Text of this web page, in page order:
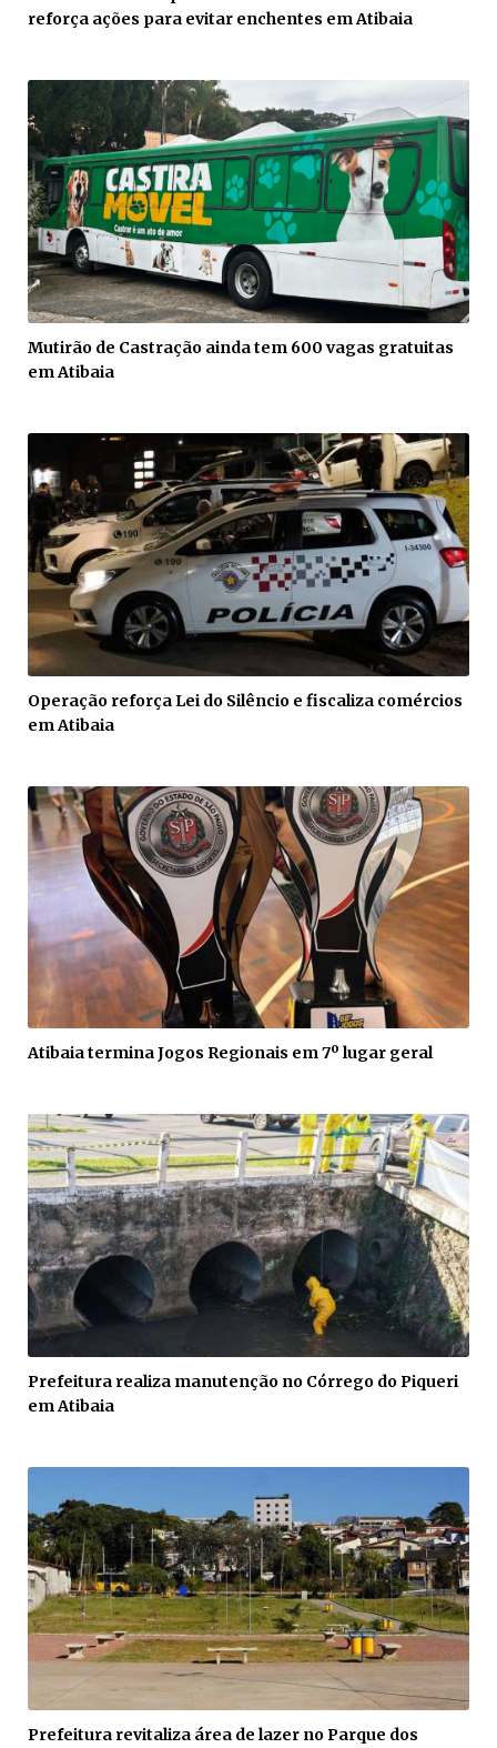
reforça ações para evitar enchentes em Atibaia
Mutirão de Castração ainda tem 600 vagas gratuitas
em Atibaia
Operação reforça Lei do Silêncio e fiscaliza comércios
em Atibaia
Atibaia termina Jogos Regionais em 7º lugar geral
Prefeitura realiza manutenção no Córrego do Piqueri
em Atibaia
Prefeitura revitaliza área de lazer no Parque dos